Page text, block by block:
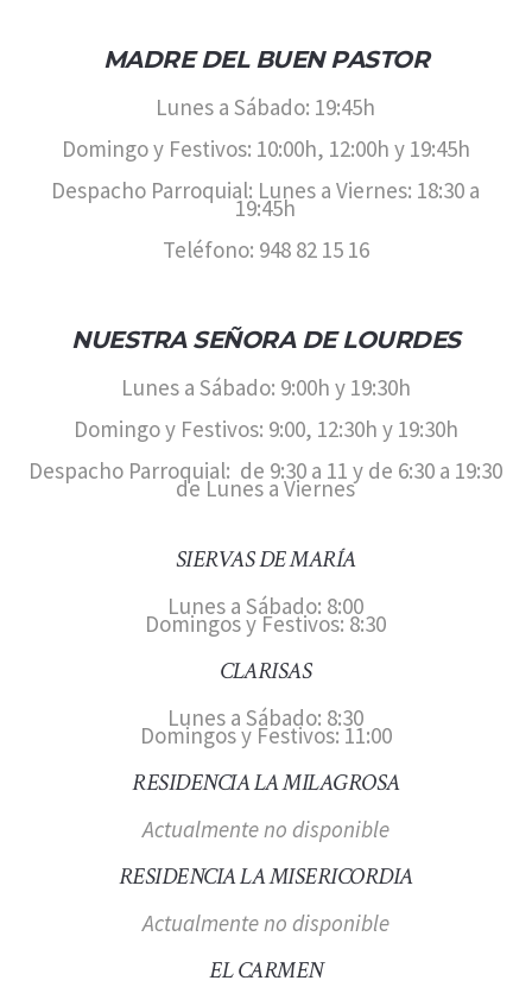
MADRE DEL BUEN PASTOR
Lunes a Sábado: 19:45h
Domingo y Festivos: 10:00h, 12:00h y 19:45h
Despacho Parroquial: Lunes a Viernes: 18:30 a
19:45h
Teléfono: 948 82 15 16
NUESTRA SEÑORA DE LOURDES
Lunes a Sábado: 9:00h y 19:30h
Domingo y Festivos: 9:00, 12:30h y 19:30h
Despacho Parroquial: de 9:30 a 11 y de 6:30 a 19:30
de Lunes a Viernes
SIERVAS DE MARÍA
Lunes a Sábado: 8:00
Domingos y Festivos: 8:30
CLARISAS
Lunes a Sábado: 8:30
Domingos y Festivos: 11:00
RESIDENCIA LA MILAGROSA
Actualmente no disponible
RESIDENCIA LA MISERICORDIA
Actualmente no disponible
EL CARMEN